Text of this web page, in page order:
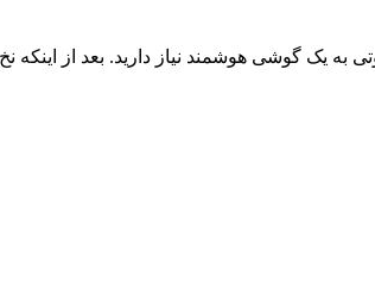
به یک گوشی هوشمند نیاز دارید. بعد از اینکه